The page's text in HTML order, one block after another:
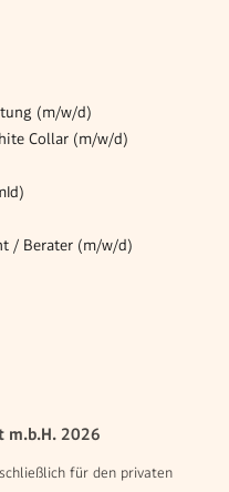
(m/w/d)
Collar (m/w/d)
/ Berater (m/w/d)
m.b.H. 2026
für den privaten